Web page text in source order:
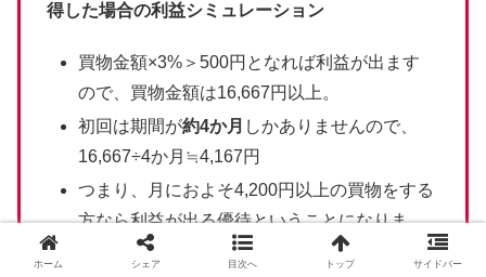
得した場合の利益シミュレーション
買物金額×3%＞500円となれば利益が出ます
ので、買物金額は16,667円以上。
初回は期間が約4か月 しかありませんので、
16,667÷4か月≒4,167円
つまり、月におよそ4,200円以上の買物をする
方なら利益が出る優待ということになりま
ホーム シェア 目次へ トップ サイドバー